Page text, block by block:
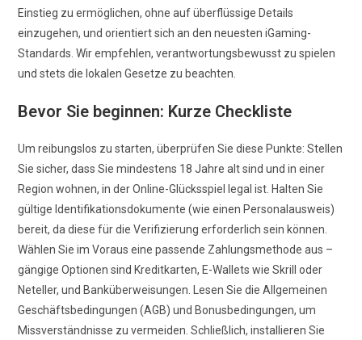
Einstieg zu ermöglichen, ohne auf überflüssige Details
einzugehen, und orientiert sich an den neuesten iGaming-
Standards. Wir empfehlen, verantwortungsbewusst zu spielen
und stets die lokalen Gesetze zu beachten.
Bevor Sie beginnen: Kurze Checkliste
Um reibungslos zu starten, überprüfen Sie diese Punkte: Stellen
Sie sicher, dass Sie mindestens 18 Jahre alt sind und in einer
Region wohnen, in der Online-Glücksspiel legal ist. Halten Sie
gültige Identifikationsdokumente (wie einen Personalausweis)
bereit, da diese für die Verifizierung erforderlich sein können.
Wählen Sie im Voraus eine passende Zahlungsmethode aus –
gängige Optionen sind Kreditkarten, E-Wallets wie Skrill oder
Neteller, und Banküberweisungen. Lesen Sie die Allgemeinen
Geschäftsbedingungen (AGB) und Bonusbedingungen, um
Missverständnisse zu vermeiden. Schließlich, installieren Sie